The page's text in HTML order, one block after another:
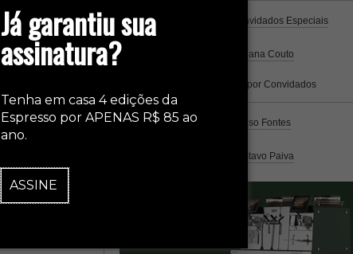
Já garantiu sua
assinatura?
Tenha em casa 4 edições da
Espresso por APENAS R$ 85 ao
ano.
ASSINE
Coluna Café por Convidados Especiais
por Cristiana Couto
por Convidados
Especiais
Análisepor Caio Alonso Fontes
por Gustavo Paiva